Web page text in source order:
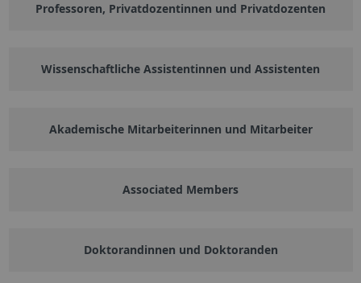
Professoren, Privatdozentinnen und Privatdozenten
Wissenschaftliche Assistentinnen und Assistenten
Akademische Mitarbeiterinnen und Mitarbeiter
Associated Members
Doktorandinnen und Doktoranden